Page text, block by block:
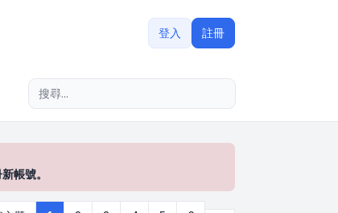
登入 註冊
帳號。